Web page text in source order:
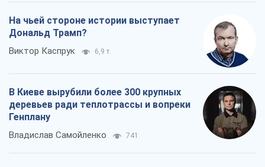
На чьей стороне истории выступает
Дональд Трамп?
Виктор Каспрук 6,9 т.
В Киеве вырубили более 300 крупных
деревьев ради теплотрассы и вопреки
Генплану
Владислав Самойленко 741